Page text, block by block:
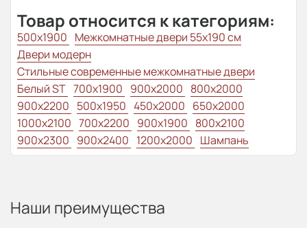
Товар относится к категориям:
500x1900 Межкомнатные двери 55х190 см
Двери модерн
Стильные современные межкомнатные двери
Белый ST 700x1900 900x2000 800x2000
900x2200 500x1950 450x2000 650x2000
1000x2100 700x2200 900x1900 800x2100
900x2300 900x2400 1200x2000 Шампань
Наши преимущества